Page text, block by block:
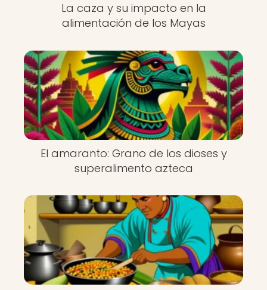
La caza y su impacto en la
alimentación de los Mayas
El amaranto: Grano de los dioses y
superalimento azteca